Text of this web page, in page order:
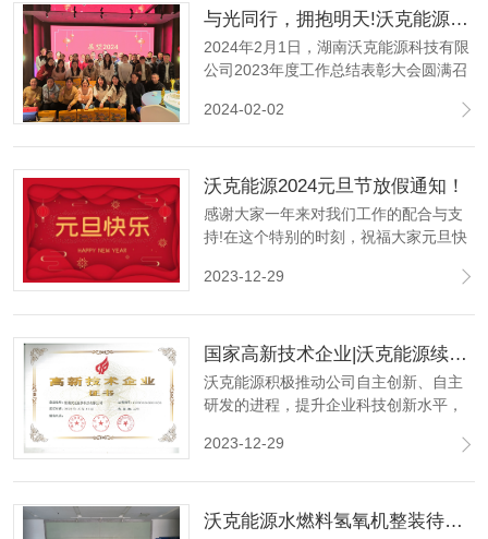
玻璃管熔封、安瓿瓶熔封等方面。
与光同行，拥抱明天!沃克能源2023年度工作总结表彰大会圆满召开!
2024年2月1日，湖南沃克能源科技有限
公司2023年度工作总结表彰大会圆满召
各岗位的优秀员工进行了表彰和奖励。
2024-02-02
沃克能源2024元旦节放假通知！
感谢大家一年来对我们工作的配合与支
持!在这个特别的时刻，祝福大家元旦快
起回顾过去的一年，展望即将到来的新
2023-12-29
国家高新技术企业|沃克能源续获“高新技术企业”认定证书！
沃克能源积极推动公司自主创新、自主
研发的进程，提升企业科技创新水平，
业高质量、可持续发展！2017年获得国
2023-12-29
沃克能源水燃料氢氧机整装待发 25台氢氧机继续发往海外！